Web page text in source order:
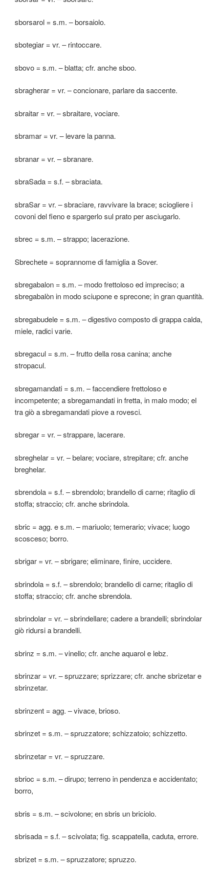
sborsarol = s.m. – borsaiolo.
sbotegiar = vr. – rintoccare.
sbovo = s.m. – blatta; cfr. anche sboo.
sbragherar = vr. – concionare, parlare da saccente.
sbraitar = vr. – sbraitare, vociare.
sbramar = vr. – levare la panna.
sbranar = vr. – sbranare.
sbraSada = s.f. – sbraciata.
sbraSar = vr. – sbraciare, ravvivare la brace; sciogliere i
covoni del fieno e spargerlo sul prato per asciugarlo.
sbrec = s.m. – strappo; lacerazione.
Sbrechete = soprannome di famiglia a Sover.
sbregabalon = s.m. – modo frettoloso ed impreciso; a
sbregabalòn in modo sciupone e sprecone; in gran quantità.
sbregabudele = s.m. – digestivo composto di grappa calda,
miele, radici varie.
sbregacul = s.m. – frutto della rosa canina; anche
stropacul.
sbregamandati = s.m. – faccendiere frettoloso e
incompetente; a sbregamandati in fretta, in malo modo; el
tra giò a sbregamandati piove a rovesci.
sbregar = vr. – strappare, lacerare.
sbreghelar = vr. – belare; vociare, strepitare; cfr. anche
breghelar.
sbrendola = s.f. – sbrendolo; brandello di carne; ritaglio di
stoffa; straccio; cfr. anche sbrindola.
sbric = agg. e s.m. – mariuolo; temerario; vivace; luogo
scosceso; borro.
sbrigar = vr. – sbrigare; eliminare, finire, uccidere.
sbrindola = s.f. – sbrendolo; brandello di carne; ritaglio di
stoffa; straccio; cfr. anche sbrendola.
sbrindolar = vr. – sbrindellare; cadere a brandelli; sbrindolar
giò ridursi a brandelli.
sbrinz = s.m. – vinello; cfr. anche aquarol e lebz.
sbrinzar = vr. – spruzzare; sprizzare; cfr. anche sbrizetar e
sbrinzetar.
sbrinzent = agg. – vivace, brioso.
sbrinzet = s.m. – spruzzatore; schizzatoio; schizzetto.
sbrinzetar = vr. – spruzzare.
sbrioc = s.m. – dirupo; terreno in pendenza e accidentato;
borro,
sbris = s.m. – scivolone; en sbris un briciolo.
sbrisada = s.f. – scivolata; fig. scappatella, caduta, errore.
sbrizet = s.m. – spruzzatore; spruzzo.